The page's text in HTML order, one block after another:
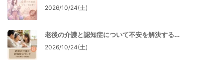
2026/10/24(土)
老後の介護と認知症について不安を解決する…
2026/10/24(土)